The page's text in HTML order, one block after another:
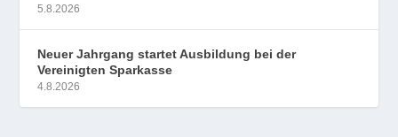
5.8.2026
Neuer Jahrgang startet Ausbildung bei der
Vereinigten Sparkasse
4.8.2026